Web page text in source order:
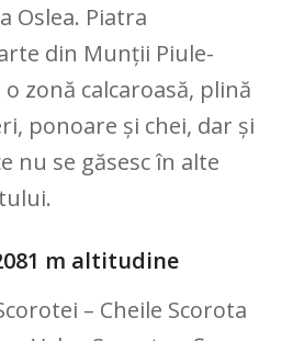
Oslea. Piatra
din Munții Piule-
zonă calcaroasă, plină
ponoare și chei, dar și
nu se găsesc în alte
m altitudine
– Cheile Scorota